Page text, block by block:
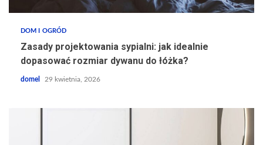
DOM I OGRÓD
Zasady projektowania sypialni: jak idealnie
dopasować rozmiar dywanu do łóżka?
domel 29 kwietnia, 2026